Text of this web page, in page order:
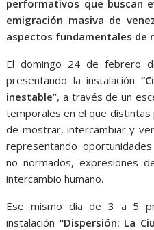
performativos que buscan
emigración masiva de
aspectos fundamentales de
El domingo 24 de febrero
presentando la instalación
inestable”, a través de un
temporales en el que
de mostrar, intercambiar y
representando
no normados, expresiones
intercambio humano.
Ese mismo día de 3 a 5
instalación “Dispersión: La